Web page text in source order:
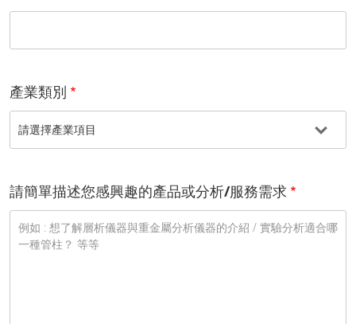
產業類別
請簡單描述您感興趣的產品或分析/服務需求